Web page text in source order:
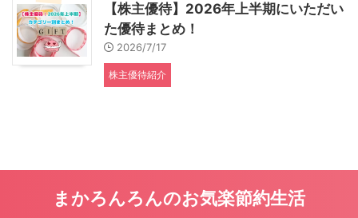
【株主優待】2026年上半期にいただい
た優待まとめ！
2026/7/17
株主優待紹介
まかろんろんのお気楽節約生活